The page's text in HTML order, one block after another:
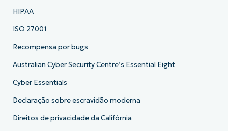
HIPAA
ISO 27001
Recompensa por bugs
Australian Cyber Security Centre’s Essential Eight
Cyber Essentials
Declaração sobre escravidão moderna
Direitos de privacidade da Califórnia